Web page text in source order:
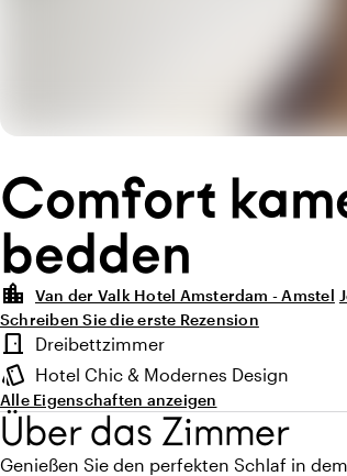
Comfort
bedden
location_city Van der Valk Hotel Amsterdam - Amstel
Schreiben Sie die erste Rezension
Highlights
door_front
Zimmertyp
Dreibettzimmer
style
Ambiente
Hotel Chic & Modernes Design
Alle Eigenschaften anzeigen
Über das Zimmer
Genießen Sie den perfekten Schlaf in